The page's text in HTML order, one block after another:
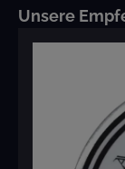
Produktgalerie
Unsere